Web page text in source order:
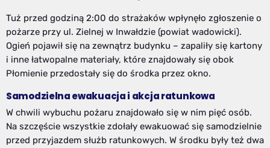
Tuż przed godziną 2:00 do strażaków wpłynęło zgłoszenie o
pożarze przy ul. Zielnej w Inwałdzie (powiat wadowicki).
Ogień pojawił się na zewnątrz budynku – zapaliły się kartony
i inne łatwopalne materiały, które znajdowały się obok
Płomienie przedostały się do środka przez okno.
Samodzielna ewakuacja i akcja ratunkowa
W chwili wybuchu pożaru znajdowało się w nim pięć osób.
Na szczęście wszystkie zdołały ewakuować się samodzielnie
przed przyjazdem służb ratunkowych. W środku były też dwa